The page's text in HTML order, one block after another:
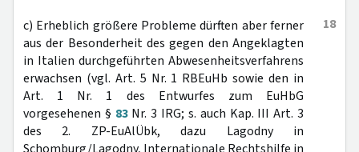
18
c) Erheblich größere Probleme dürften aber ferner
aus der Besonderheit des gegen den Angeklagten
in Italien durchgeführten Abwesenheitsverfahrens
erwachsen (vgl. Art. 5 Nr. 1 RBEuHb sowie den in
Art. 1 Nr. 1 des Entwurfes zum EuHbG
vorgesehenen § 83Nr. 3 IRG; s. auch Kap. III Art. 3
des 2. ZP-EuAlÜbk, dazu Lagodny in